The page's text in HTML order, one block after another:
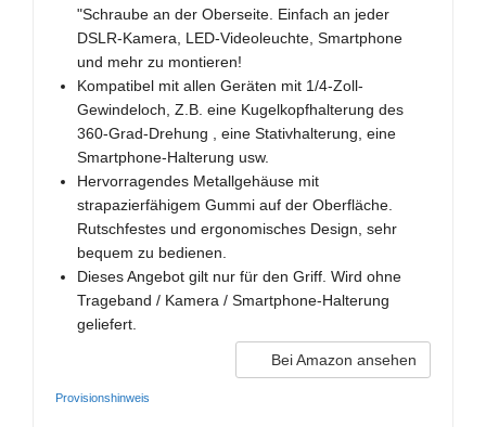
"Schraube an der Oberseite. Einfach an jeder
DSLR-Kamera, LED-Videoleuchte, Smartphone
und mehr zu montieren!
Kompatibel mit allen Geräten mit 1/4-Zoll-
Gewindeloch, Z.B. eine Kugelkopfhalterung des
360-Grad-Drehung , eine Stativhalterung, eine
Smartphone-Halterung usw.
Hervorragendes Metallgehäuse mit
strapazierfähigem Gummi auf der Oberfläche.
Rutschfestes und ergonomisches Design, sehr
bequem zu bedienen.
Dieses Angebot gilt nur für den Griff. Wird ohne
Trageband / Kamera / Smartphone-Halterung
geliefert.
Bei Amazon ansehen
Provisionshinweis